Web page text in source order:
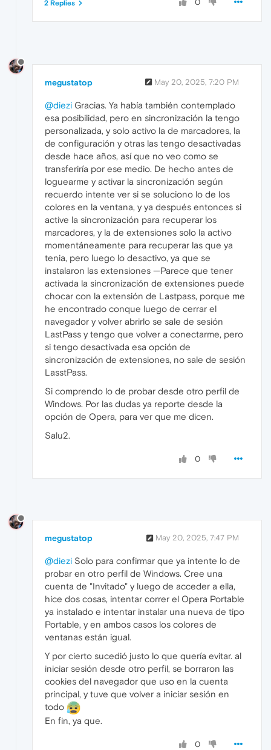
0
2 Replies
megustatop May 20, 2025, 7:20 PM
@diezi Gracias. Ya había también contemplado
esa posibilidad, pero en sincronización la tengo
personalizada, y solo activo la de marcadores, la
de configuración y otras las tengo desactivadas
desde hace años, así que no veo como se
transferiría por ese medio. De hecho antes de
loguearme y activar la sincronización según
recuerdo intente ver si se soluciono lo de los
colores en la ventana, y ya después entonces si
active la sincronización para recuperar los
marcadores, y la de extensiones solo la activo
momentáneamente para recuperar las que ya
tenia, pero luego lo desactivo, ya que se
instalaron las extensiones —Parece que tener
activada la sincronización de extensiones puede
chocar con la extensión de Lastpass, porque me
he encontrado conque luego de cerrar el
navegador y volver abrirlo se sale de sesión
LastPass y tengo que volver a conectarme, pero
si tengo desactivada esa opción de
sincronización de extensiones, no sale de sesión
LasstPass.
Si comprendo lo de probar desde otro perfil de
Windows. Por las dudas ya reporte desde la
opción de Opera, para ver que me dicen.
Salu2.
0
megustatop May 20, 2025, 7:47 PM
@diezi Solo para confirmar que ya intente lo de
probar en otro perfil de Windows. Cree una
cuenta de "Invitado" y luego de acceder a ella,
hice dos cosas, intentar correr el Opera Portable
ya instalado e intentar instalar una nueva de tipo
Portable, y en ambos casos los colores de
ventanas están igual.
Y por cierto sucedió justo lo que quería evitar. al
iniciar sesión desde otro perfil, se borraron las
cookies del navegador que uso en la cuenta
principal, y tuve que volver a iniciar sesión en
todo
En fin, ya que.
0